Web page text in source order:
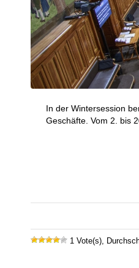
In der Wintersession
Geschäfte. Vom 2. bis
1 Vote(s),